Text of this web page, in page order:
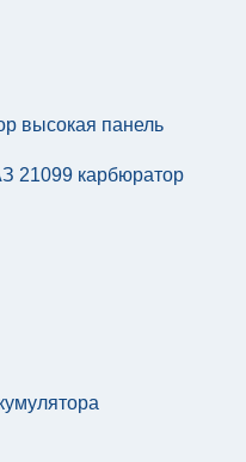
высокая панель
21099 карбюратор